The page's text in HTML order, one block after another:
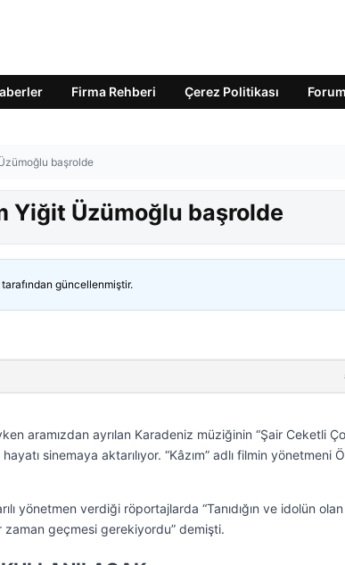
Firma Rehberi Çerez Politikası Forum
başrolde
Yiğit Üzümoğlu başrolde
tarafından güncellenmiştir.
aramızdan ayrılan Karadeniz müziğinin “Şair Ceketli
sinemaya aktarılıyor. “Kâzım” adlı filmin yönetmeni
yönetmen verdiği röportajlarda “Tanıdığın ve idolün
zaman geçmesi gerekiyordu” demişti.